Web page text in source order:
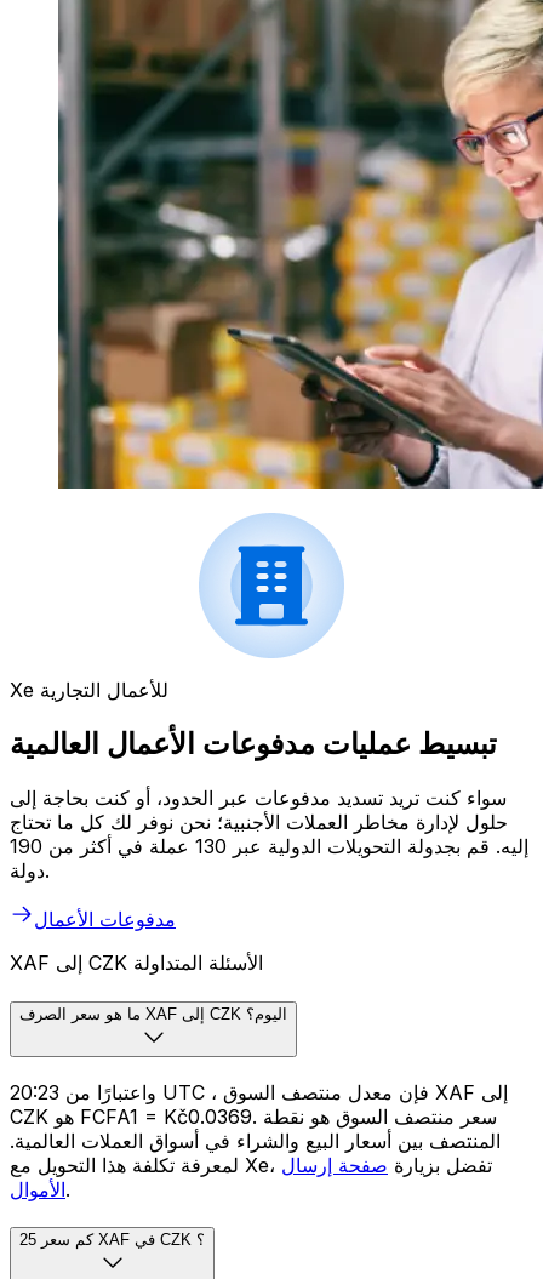
Xe للأعمال التجارية
تبسيط عمليات مدفوعات الأعمال العالمية
سواء كنت تريد تسديد مدفوعات عبر الحدود، أو كنت بحاجة إلى
حلول لإدارة مخاطر العملات الأجنبية؛ نحن نوفر لك كل ما تحتاج
إليه. قم بجدولة التحويلات الدولية عبر 130 عملة في أكثر من 190
دولة.
مدفوعات الأعمال
XAF إلى CZK الأسئلة المتداولة
ما هو سعر الصرف XAF إلى CZK اليوم؟
واعتبارًا من 20:23 UTC ، فإن معدل منتصف السوق XAF إلى
CZK هو FCFA1 = Kč0.0369. سعر منتصف السوق هو نقطة
المنتصف بين أسعار البيع والشراء في أسواق العملات العالمية.
لمعرفة تكلفة هذا التحويل مع Xe، تفضل بزيارة صفحة إرسال
الأموال.
كم سعر 25 XAF في CZK ؟